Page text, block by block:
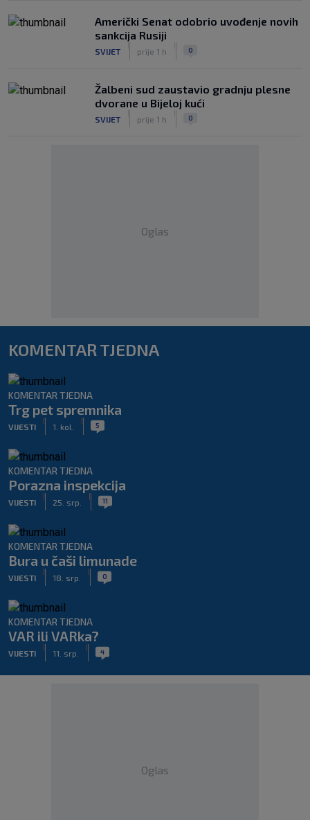
Američki Senat odobrio uvođenje novih
sankcija Rusiji
SVIJET prije 1 h 0
Žalbeni sud zaustavio gradnju plesne
dvorane u Bijeloj kući
SVIJET prije 1 h 0
Oglas
KOMENTAR TJEDNA
KOMENTAR TJEDNA
Trg pet spremnika
VIJESTI 1. kol. 5
KOMENTAR TJEDNA
Porazna inspekcija
VIJESTI 25. srp. 11
KOMENTAR TJEDNA
Bura u čaši limunade
VIJESTI 18. srp. 0
KOMENTAR TJEDNA
VAR ili VARka?
VIJESTI 11. srp. 4
Oglas